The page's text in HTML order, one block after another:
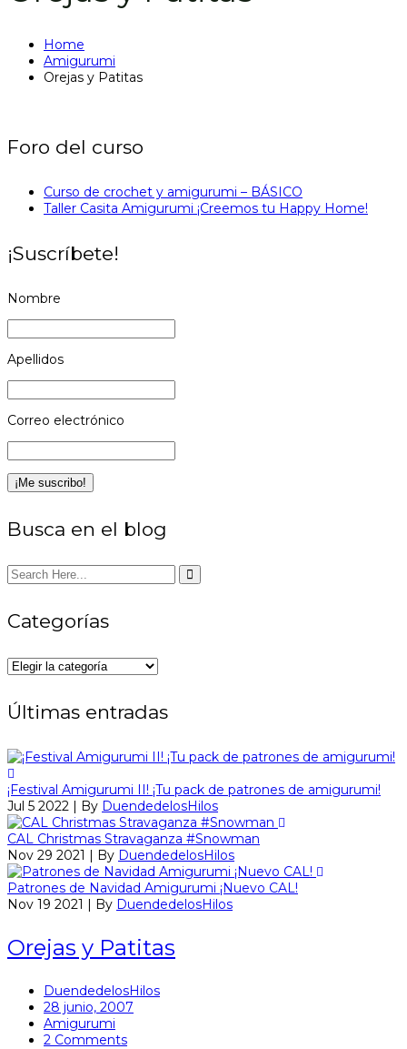
Home
Amigurumi
Orejas y Patitas
Foro del curso
Curso de crochet y amigurumi – BÁSICO
Taller Casita Amigurumi ¡Creemos tu Happy Home!
¡Suscríbete!
Nombre
Apellidos
Correo electrónico
Busca en el blog
Categorías
Categorías
Últimas entradas
¡Festival Amigurumi II! ¡Tu pack de patrones de amigurumi!
Jul 5 2022 | By DuendedelosHilos
CAL Christmas Stravaganza #Snowman
Nov 29 2021 | By DuendedelosHilos
Patrones de Navidad Amigurumi ¡Nuevo CAL!
Nov 19 2021 | By DuendedelosHilos
Orejas y Patitas
DuendedelosHilos
28 junio, 2007
Amigurumi
2 Comments